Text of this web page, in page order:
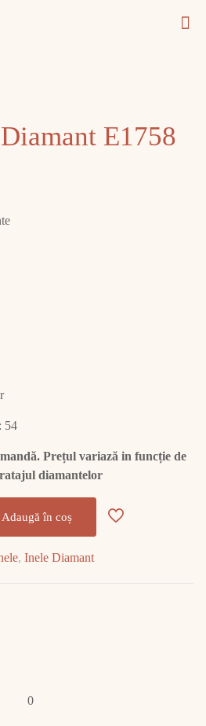
E1758
54
Prețul variază in funcție de
diamantelor
Adaugă în coș
, Inele Diamant
0